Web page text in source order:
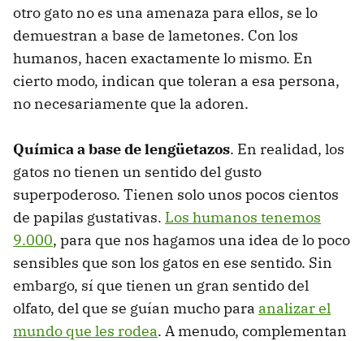
otro gato no es una amenaza para ellos, se lo
demuestran a base de lametones. Con los
humanos, hacen exactamente lo mismo. En
cierto modo, indican que toleran a esa persona,
no necesariamente que la adoren.
Química a base de lengüetazos. En realidad, los
gatos no tienen un sentido del gusto
superpoderoso. Tienen solo unos pocos cientos
de papilas gustativas. Los humanos tenemos
9.000, para que nos hagamos una idea de lo poco
sensibles que son los gatos en ese sentido. Sin
embargo, sí que tienen un gran sentido del
olfato, del que se guían mucho para analizar el
mundo que les rodea. A menudo, complementan